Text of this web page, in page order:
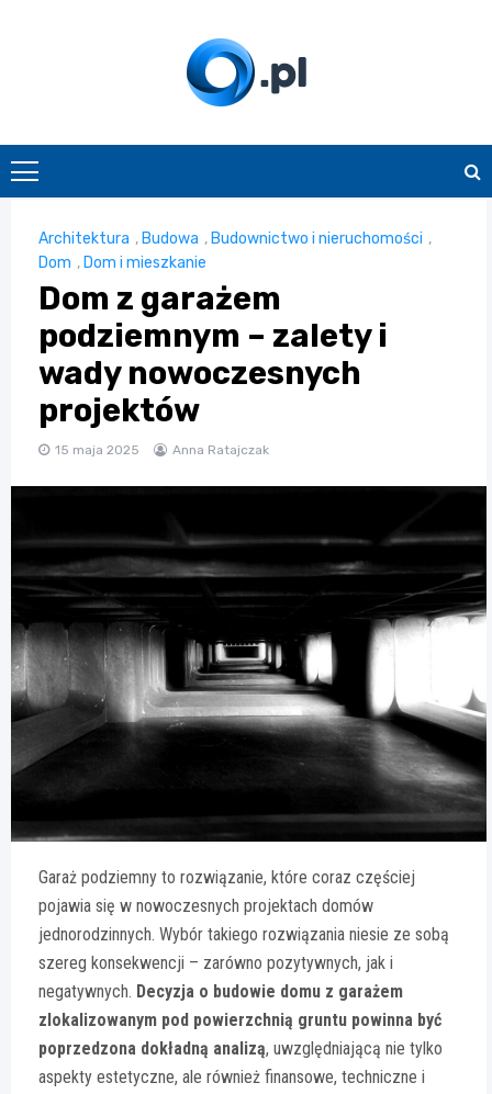
O.pl
Architektura , Budowa , Budownictwo i nieruchomości ,
Dom , Dom i mieszkanie
Dom z garażem
podziemnym – zalety i
wady nowoczesnych
projektów
15 maja 2025 Anna Ratajczak
Garaż podziemny to rozwiązanie, które coraz częściej
pojawia się w nowoczesnych projektach domów
jednorodzinnych. Wybór takiego rozwiązania niesie ze sobą
szereg konsekwencji – zarówno pozytywnych, jak i
negatywnych. Decyzja o budowie domu z garażem
zlokalizowanym pod powierzchnią gruntu powinna być
poprzedzona dokładną analizą, uwzględniającą nie tylko
aspekty estetyczne, ale również finansowe, techniczne i